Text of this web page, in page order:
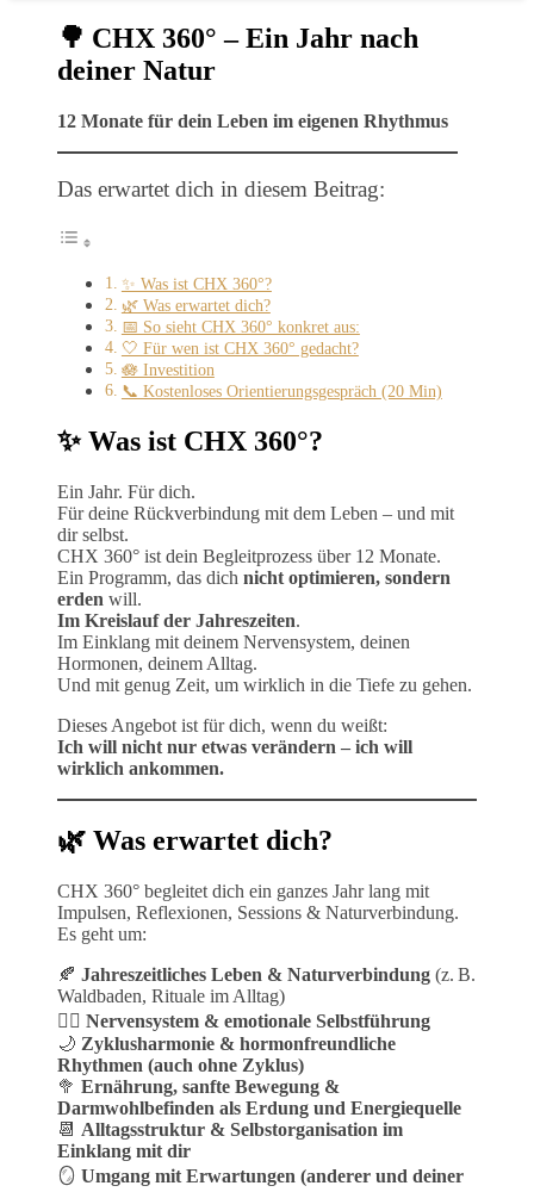
🌳 CHX 360° – Ein Jahr nach
deiner Natur
12 Monate für dein Leben im eigenen Rhythmus
Das erwartet dich in diesem Beitrag:
✨ Was ist CHX 360°?
🌿 Was erwartet dich?
📅 So sieht CHX 360° konkret aus:
🤍 Für wen ist CHX 360° gedacht?
🪷 Investition
📞 Kostenloses Orientierungsgespräch (20 Min)
✨ Was ist CHX 360°?
Ein Jahr. Für dich.
Für deine Rückverbindung mit dem Leben – und mit
dir selbst.
CHX 360° ist dein Begleitprozess über 12 Monate.
Ein Programm, das dich nicht optimieren, sondern
erden will.
Im Kreislauf der Jahreszeiten.
Im Einklang mit deinem Nervensystem, deinen
Hormonen, deinem Alltag.
Und mit genug Zeit, um wirklich in die Tiefe zu gehen.
Dieses Angebot ist für dich, wenn du weißt:
Ich will nicht nur etwas verändern – ich will
wirklich ankommen.
🌿 Was erwartet dich?
CHX 360° begleitet dich ein ganzes Jahr lang mit
Impulsen, Reflexionen, Sessions & Naturverbindung.
Es geht um:
🍂 Jahreszeitliches Leben & Naturverbindung (z. B.
Waldbaden, Rituale im Alltag)
🧘‍♀️ Nervensystem & emotionale Selbstführung
🌙 Zyklusharmonie & hormonfreundliche
Rhythmen (auch ohne Zyklus)
🥦 Ernährung, sanfte Bewegung &
Darmwohlbefinden als Erdung und Energiequelle
📆 Alltagsstruktur & Selbstorganisation im
Einklang mit dir
🪞 Umgang mit Erwartungen (anderer und deiner